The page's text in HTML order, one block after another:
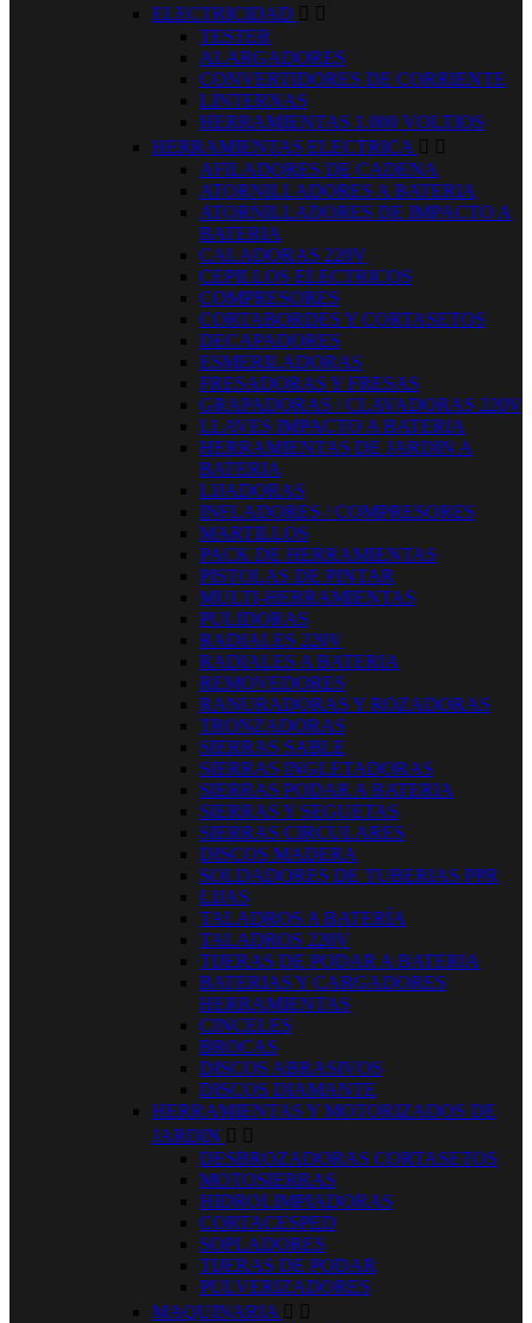
ELECTRICIDAD  
TESTER
ALARGADORES
CONVERTIDORES DE CORRIENTE
LINTERNAS
HERRAMIENTAS 1.000 VOLTIOS
HERRAMIENTAS ELECTRICA  
AFILADORES DE CADENA
ATORNILLADORES A BATERIA
ATORNILLADORES DE IMPACTO A
BATERIA
CALADORAS 220V
CEPILLOS ELECTRICOS
COMPRESORES
CORTABORDES Y CORTASETOS
DECAPADORES
ESMERILADORAS
FRESADORAS Y FRESAS
GRAPADORAS / CLAVADORAS 220V
LLAVES IMPACTO A BATERIA
HERRAMIENTAS DE JARDIN A
BATERIA
LIJADORAS
INFLADORES / COMPRESORES
MARTILLOS
PACK DE HERRAMIENTAS
PISTOLAS DE PINTAR
MULTI-HERRAMIENTAS
PULIDORAS
RADIALES 220V
RADIALES A BATERIA
REMOVEDORES
RANURADORAS Y ROZADORAS
TRONZADORAS
SIERRAS SABLE
SIERRAS INGLETADORAS
SIERRAS PODAR A BATERIA
SIERRAS Y SEGUETAS
SIERRAS CIRCULARES
DISCOS MADERA
SOLDADORES DE TUBERIAS PPR
LIJAS
TALADROS A BATERÍA
TALADROS 220V
TIJERAS DE PODAR A BATERIA
BATERIAS Y CARGADORES
HERRAMIENTAS
CINCELES
BROCAS
DISCOS ABRASIVOS
DISCOS DIAMANTE
HERRAMIENTAS Y MOTORIZADOS DE
JARDIN  
DESBROZADORAS CORTASETOS
MOTOSIERRAS
HIDROLIMPIADORAS
CORTACESPED
SOPLADORES
TIJERAS DE PODAR
PULVERIZADORES
MAQUINARIA  